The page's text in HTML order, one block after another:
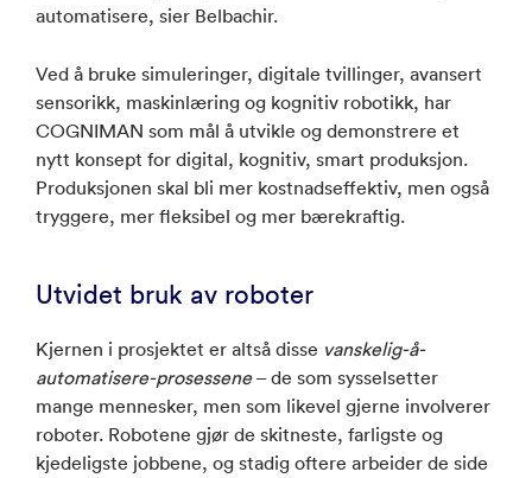
automatisere, sier Belbachir.
Ved å bruke simuleringer, digitale tvillinger, avansert
sensorikk, maskinlæring og kognitiv robotikk, har
COGNIMAN som mål å utvikle og demonstrere et
nytt konsept for digital, kognitiv, smart produksjon.
Produksjonen skal bli mer kostnadseffektiv, men også
tryggere, mer fleksibel og mer bærekraftig.
Utvidet bruk av roboter
Kjernen i prosjektet er altså disse vanskelig-å-
automatisere-prosessene– de som sysselsetter
mange mennesker, men som likevel gjerne involverer
roboter. Robotene gjør de skitneste, farligste og
kjedeligste jobbene, og stadig oftere arbeider de side